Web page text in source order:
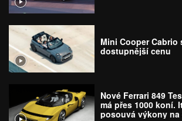
Mini Cooper Cabrio
dostupnější cenu
Nové Ferrari 849
má přes 1000 koní.
posouvá výkony